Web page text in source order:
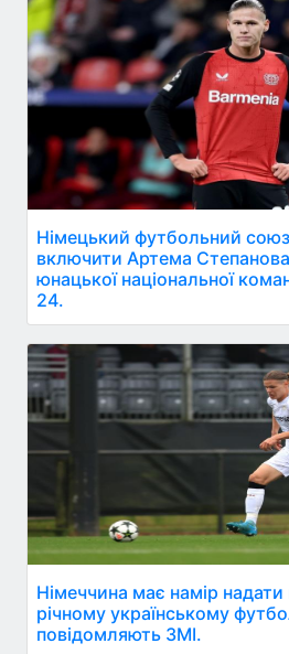
Німецький футбольний
включити Артема
юнацької національної
24.
Німеччина має намір
річному українському
повідомляють ЗМІ.